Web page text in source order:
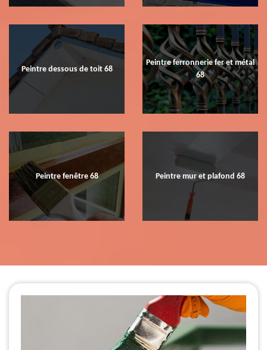
Peintre dessous de toit 68
Peintre ferronnerie fer et métal
68
Peintre fenêtre 68 Peintre mur et plafond 68